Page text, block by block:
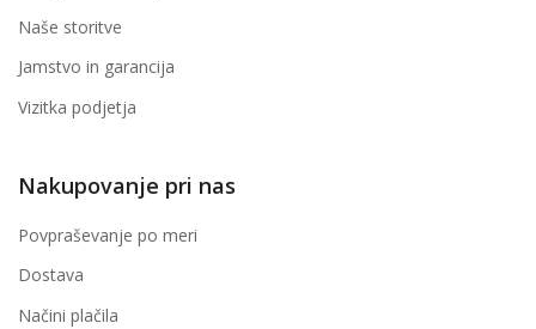
Naše storitve
Jamstvo in garancija
Vizitka podjetja
Nakupovanje pri nas
Povpraševanje po meri
Dostava
Načini plačila